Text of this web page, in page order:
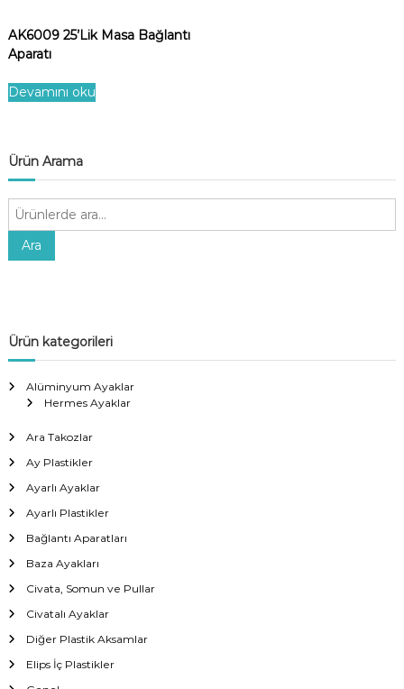
AK6009 25’Lik Masa Bağlantı
Aparatı
Devamını oku
Ürün Arama
:
Ara
Ürün kategorileri
Alüminyum Ayaklar
Hermes Ayaklar
Ara Takozlar
Ay Plastikler
Ayarlı Ayaklar
Ayarlı Plastikler
Bağlantı Aparatları
Baza Ayakları
Civata, Somun ve Pullar
Civatalı Ayaklar
Diğer Plastik Aksamlar
Elips İç Plastikler